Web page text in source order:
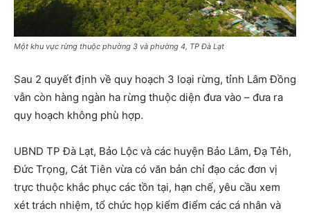
Một khu vực rừng thuộc phường 3 và phường 4, TP Đà Lạt
Sau 2 quyết định về quy hoạch 3 loại rừng, tỉnh Lâm Đồng
vẫn còn hàng ngàn ha rừng thuộc diện đưa vào – đưa ra
quy hoạch không phù hợp.
UBND TP Đà Lạt, Bảo Lộc và các huyện Bảo Lâm, Đạ Tẻh,
Đức Trọng, Cát Tiên vừa có văn bản chỉ đạo các đơn vị
trực thuộc khắc phục các tồn tại, hạn chế, yêu cầu xem
xét trách nhiệm, tổ chức họp kiểm điểm các cá nhân và